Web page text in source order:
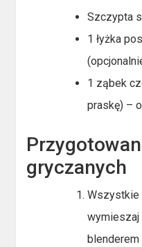
Szczypta
1 łyżka
1 ząbek
praskę) –
gryczanych
Wszystkie
blenderem